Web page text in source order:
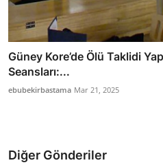
Güney Kore’de Ölü Taklidi
Seansları:...
ebubekirbastama Mar 21, 2025
Diğer Gönderiler